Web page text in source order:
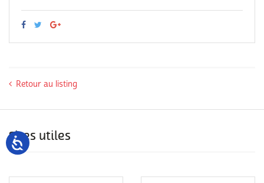
Retour au listing
Sites utiles